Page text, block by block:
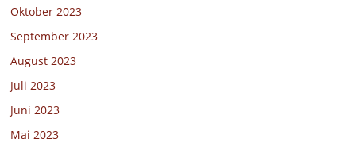
Oktober 2023
September 2023
August 2023
Juli 2023
Juni 2023
Mai 2023